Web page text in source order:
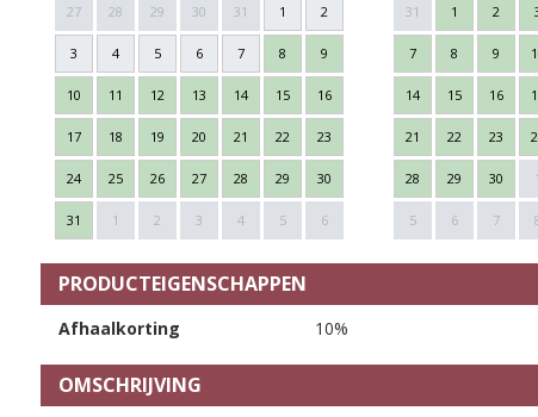
27 28 29 30 31 1 2
3 4 5 6 7 8 9
10 11 12 13 14 15 16
17 18 19 20 21 22 23
24 25 26 27 28 29 30
31 1 2 3 4 5 6
31 1 2
7 8 9
14 15 16
21 22 23
28 29 30 1
5 6 7
PRODUCTEIGENSCHAPPEN
Afhaalkorting 10%
OMSCHRIJVING